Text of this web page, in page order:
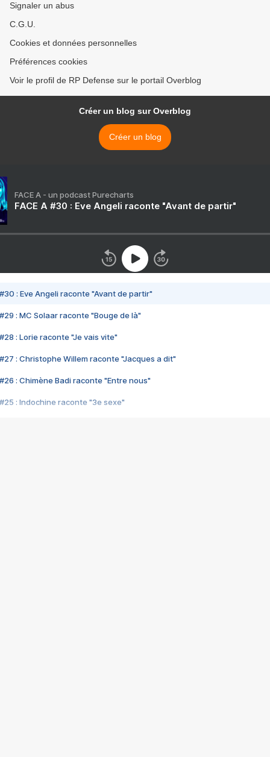
Signaler un abus
C.G.U.
Cookies et données personnelles
Préférences cookies
Voir le profil de RP Defense sur le portail Overblog
Créer un blog sur Overblog
Créer un blog
FACE A - un podcast Purecharts
FACE A #30 : Eve Angeli raconte "Avant de partir"
#30 : Eve Angeli raconte "Avant de partir"
#29 : MC Solaar raconte "Bouge de là"
#28 : Lorie raconte "Je vais vite"
#27 : Christophe Willem raconte "Jacques a dit"
#26 : Chimène Badi raconte "Entre nous"
#25 : Indochine raconte "3e sexe"